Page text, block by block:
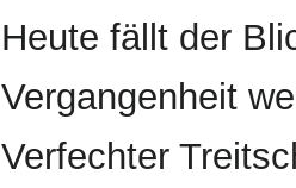
Heute fällt der
Vergangenheit
Verfechter